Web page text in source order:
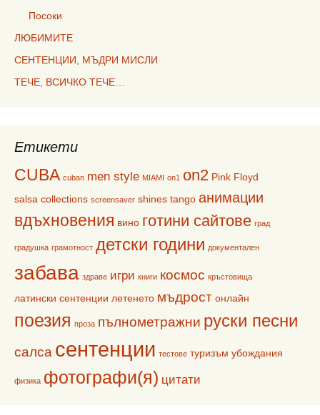
Посоки
ЛЮБИМИТЕ
СЕНТЕНЦИИ, МЪДРИ МИСЛИ
ТЕЧЕ, ВСИЧКО ТЕЧЕ…
Етикети
CUBA cuban men style MIAMI on1 on2 Pink Floyd
salsa collections screensaver shines tango анимации
вдъхновения вино готини сайтове град
градушка грамотност детски години документален
забава здраве игри книги космос кръстовища
латински сентенции летенето мъдрост онлайн
поезия проза пълнометражни руски песни
салса сентенции тестове туризъм убождания
физика фотографи(я) цитати